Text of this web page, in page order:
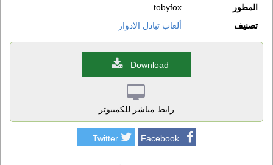
المطور
tobyfox
تصنيف
ألعاب تبادل الادوار
Download
رابط مباشر للكمبيوتر
Facebook
Twitter